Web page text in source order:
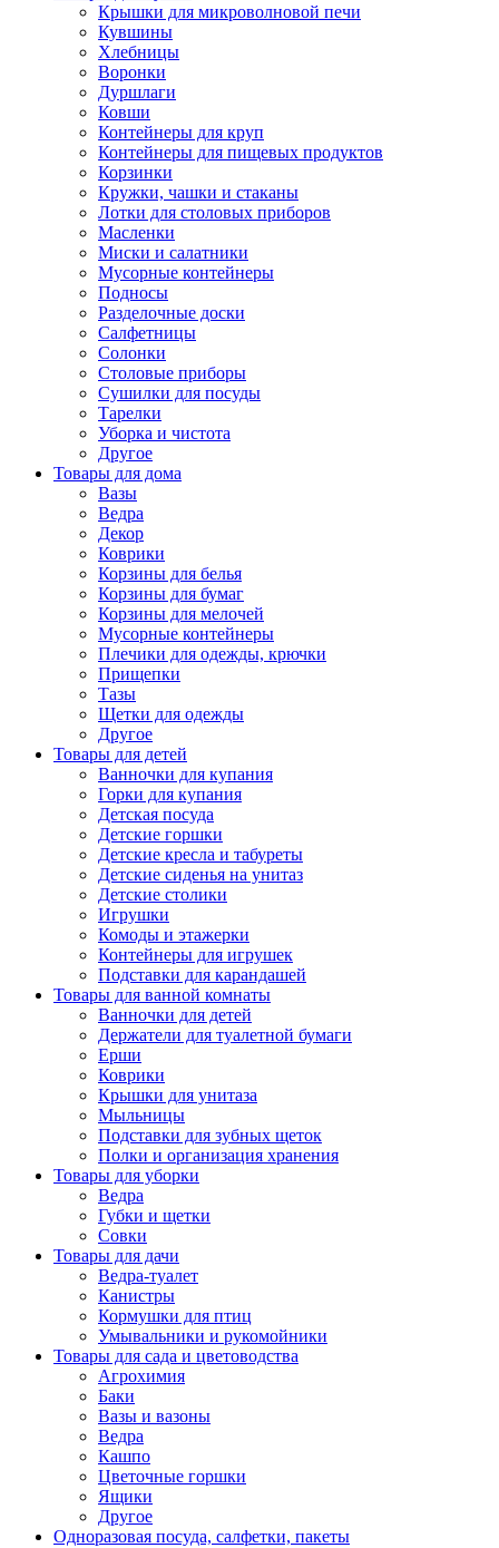
Крышки для микроволновой печи
Кувшины
Хлебницы
Воронки
Дуршлаги
Ковши
Контейнеры для круп
Контейнеры для пищевых продуктов
Корзинки
Кружки, чашки и стаканы
Лотки для столовых приборов
Масленки
Миски и салатники
Мусорные контейнеры
Подносы
Разделочные доски
Салфетницы
Солонки
Столовые приборы
Сушилки для посуды
Тарелки
Уборка и чистота
Другое
Товары для дома
Вазы
Ведра
Декор
Коврики
Корзины для белья
Корзины для бумаг
Корзины для мелочей
Мусорные контейнеры
Плечики для одежды, крючки
Прищепки
Тазы
Щетки для одежды
Другое
Товары для детей
Ванночки для купания
Горки для купания
Детская посуда
Детские горшки
Детские кресла и табуреты
Детские сиденья на унитаз
Детские столики
Игрушки
Комоды и этажерки
Контейнеры для игрушек
Подставки для карандашей
Товары для ванной комнаты
Ванночки для детей
Держатели для туалетной бумаги
Ерши
Коврики
Крышки для унитаза
Мыльницы
Подставки для зубных щеток
Полки и организация хранения
Товары для уборки
Ведра
Губки и щетки
Совки
Товары для дачи
Ведра-туалет
Канистры
Кормушки для птиц
Умывальники и рукомойники
Товары для сада и цветоводства
Агрохимия
Баки
Вазы и вазоны
Ведра
Кашпо
Цветочные горшки
Ящики
Другое
Одноразовая посуда, салфетки, пакеты